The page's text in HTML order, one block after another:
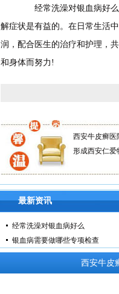
经常洗澡对银血病好么?
解症状是有益的。在日常生活
润，配合医生的治疗和护理，
和身体而努力!
西安牛皮癣医
形成西安仁爱
最新资讯
经常洗澡对银血病好么
银血病需要做哪些专项检查
西安牛皮